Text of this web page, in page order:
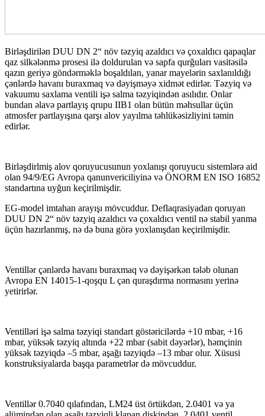
Birləşdirilən DUU DN 2“ növ təzyiq azaldıcı və çoxaldıcı qapaqlar
qaz silkələnmə prosesi ilə doldurulan və sapfa qurğuları vasitəsilə
qazın geriyə göndərməklə boşaldılan, yanar mayelərin saxlanıldığı
çənlərdə havanı buraxmaq və dəyişməyə xidmət edirlər. Təzyiq və
vakuumu saxlama ventili işə salma təzyiqindən asılıdır. Onlar
bundan əlavə partlayış qrupu IIB1 olan bütün məhsullar üçün
atmosfer partlayışına qarşı alov yayılma təhlükəsizliyini təmin
edirlər.
Birləşdirlmiş alov qoruyucusunun yoxlanışı qoruyucu sistemlərə aid
olan 94/9/EG Avropa qanunvericiliyinə və ÖNORM EN ISO 16852
standartına uyğun keçirilmişdir.
EG-model imtahan arayışı mövcuddur. Deflaqrasiyadan qoruyan
DUU DN 2“ növ təzyiq azaldıcı və çoxaldıcı ventil nə stabil yanma
üçün hazırlanmış, nə də buna görə yoxlanışdan keçirilmişdir.
Ventillər çənlərdə havanı buraxmaq və dəyişərkən tələb olunan
Avropa EN 14015-1-qoşqu L çən quraşdırma normasını yerinə
yetirirlər.
Ventilləri işə salma təzyiqi standart göstəricilərdə +10 mbar, +16
mbar, yüksək təzyiq altında +22 mbar (sabit dəyərlər), həmçinin
yüksək təzyiqdə –5 mbar, aşağı təzyiqdə –13 mbar olur. Xüsusi
konstruksiyalarda başqa parametrlər də mövcuddur.
Ventillər 0.7040 qılafından, LM24 üst örtükdən, 2.0401 və ya